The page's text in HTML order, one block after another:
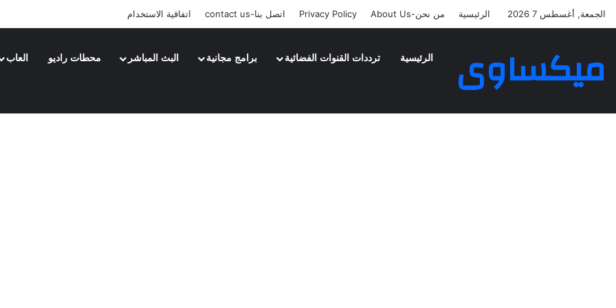
الجمعة, أغسطس 7 2026 الرئيسية من نحن-About Us Privacy Policy اتصل بنا-contact us اتفاقية الاستخدام
ميكساوى الرئيسية ترددات القنوات الفضائية برامج مجانية البث المباشر محطات راديو العاب